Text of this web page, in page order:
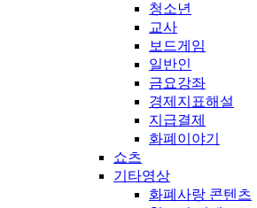
청소년
교사
보드게임
일반인
금요강좌
경제지표해설
지급결제
화폐이야기
쇼츠
기타영상
화폐사랑 콘텐츠